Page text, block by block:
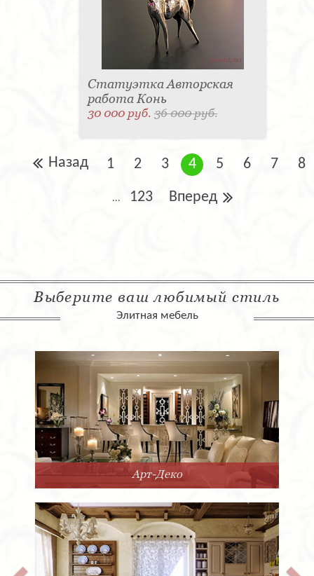
Статуэтка Авторская
работа Конь
30 000 руб.36 000 руб.
Назад 1 2 3 4 5 6 7 8
... 123 Вперед
Выберите ваш любимый стиль
Элитная мебель
Арт-Деко